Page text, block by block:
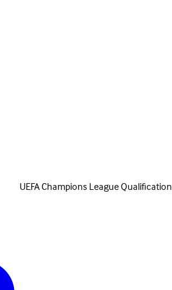
UEFA Champions League Qualification